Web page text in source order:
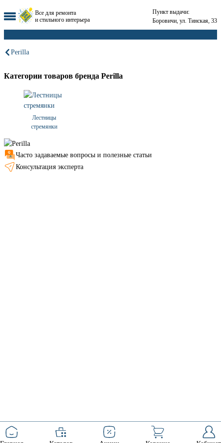
Все для ремонта
и стильного интерьера
Пункт выдачи:
Боровичи, ул. Тинская, 33
Perilla
Категории товаров бренда Perilla
Лестницы
стремянки
Часто задаваемые вопросы и полезные статьи
Консультация эксперта